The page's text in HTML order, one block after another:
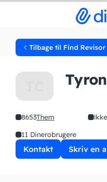
Tilbage til Find Revisor
8653Them
11 Dinerobrugere
Kontakt Skriv en